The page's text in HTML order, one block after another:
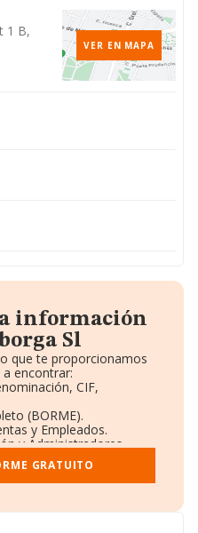
1 B,
VER EN MAPA
información
Sl
que te proporcionamos
encontrar:
CIF,
(BORME).
y Empleados.
y Administradores.
en otras empresas.
complementaria.
GRATUITO